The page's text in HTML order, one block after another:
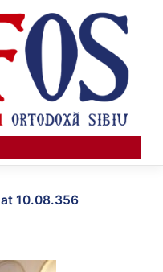
10.08.356